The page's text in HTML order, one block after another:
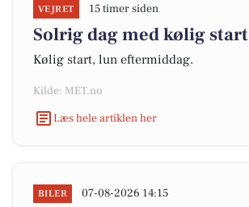
VEJRET 15 timer siden
Solrig dag med kølig start
Kølig start, lun eftermiddag.
Kilde: MET.no
Læs hele artiklen her
BILER 07-08-2026 14:15